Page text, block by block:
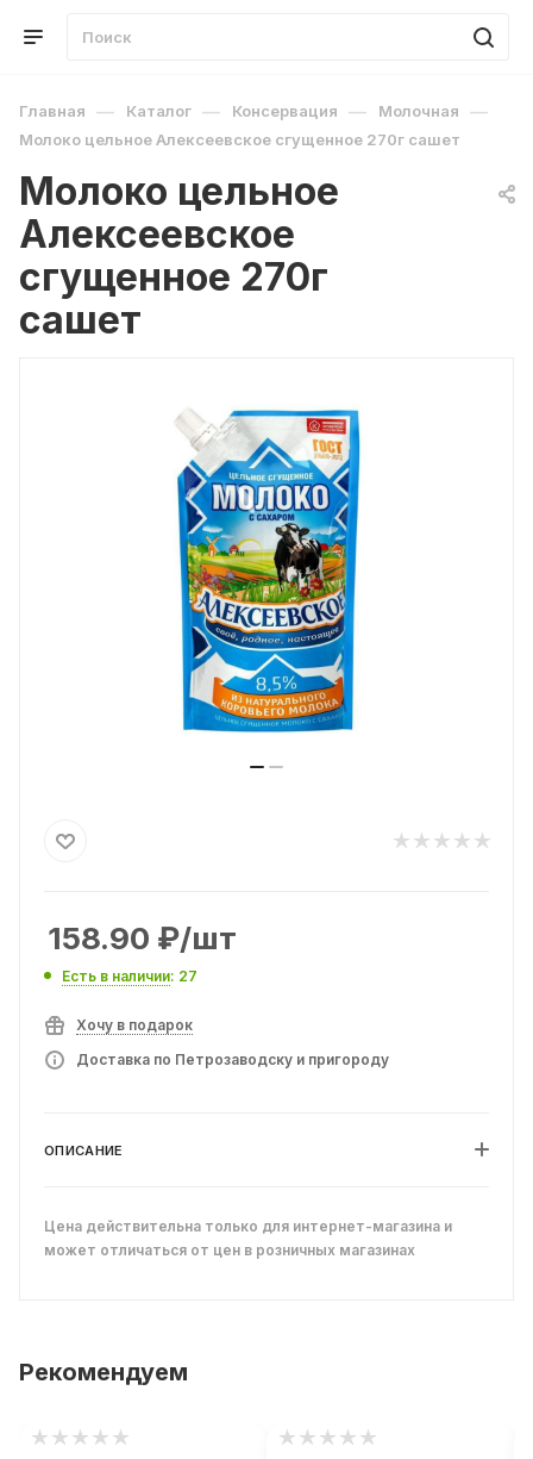
Главная — Каталог — Консервация — Молочная —
Молоко цельное Алексеевское сгущенное 270г сашет
Молоко цельное
Алексеевское
сгущенное 270г
сашет
158.90 ₽/шт
Есть в наличии: 27
Хочу в подарок
Доставка по Петрозаводску и пригороду
ОПИСАНИЕ
Цена действительна только для интернет-магазина и
может отличаться от цен в розничных магазинах
Рекомендуем